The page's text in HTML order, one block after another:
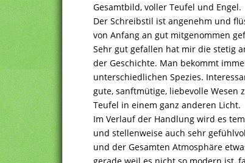
Gesamtbild, voller Teufel und Engel.
Der Schreibstil ist angenehm und
von Anfang an gut mitgenommen
Sehr gut gefallen hat mir die stetig
der Geschichte. Man bekommt
unterschiedlichen Spezies.
gute, sanftmütige, liebevolle Wesen
Teufel in einem ganz anderen Licht.
Im Verlauf der Handlung wird es
und stellenweise auch sehr
und der Gesamten Atmosphäre